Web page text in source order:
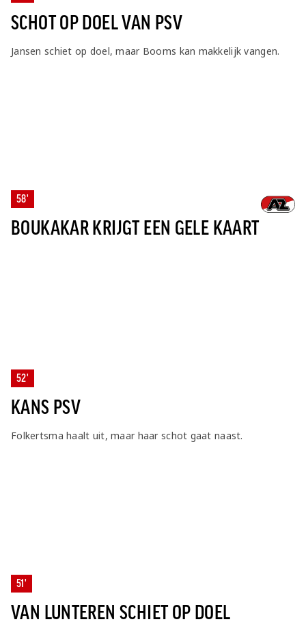
SCHOT OP DOEL VAN PSV
Jansen schiet op doel, maar Booms kan makkelijk vangen.
58'
BOUKAKAR KRIJGT EEN GELE KAART
52'
KANS PSV
Folkertsma haalt uit, maar haar schot gaat naast.
51'
VAN LUNTEREN SCHIET OP DOEL